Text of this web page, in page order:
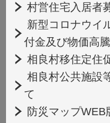
村営住宅入居者
新型コロナウイ
付金及び物価高
相良村移住定住
相良村公共施設
て
防災マップWEB